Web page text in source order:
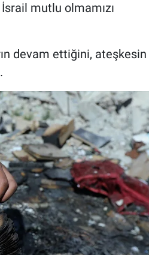
mutlu olmamızı
devam ettiğini, ateşkesin